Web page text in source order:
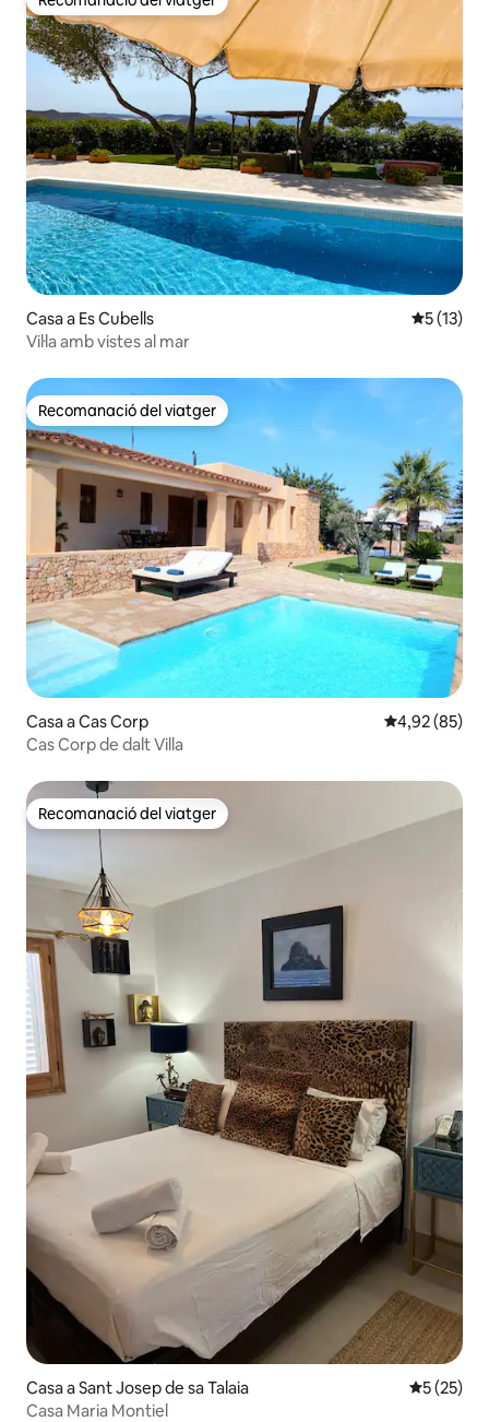
Recomanació del viatger
Casa a Es Cubells 5 de
5 (13)
Vil·la amb vistes al mar
Recomanació del viatger
Recomanació del viatger
Casa a Cas Corp 4,92 de
4,92 (85)
Cas Corp de dalt Villa
Recomanació del viatger
Recomanació del viatger
Casa a Sant Josep de sa Talaia 5 de
5 (25)
Casa Maria Montiel